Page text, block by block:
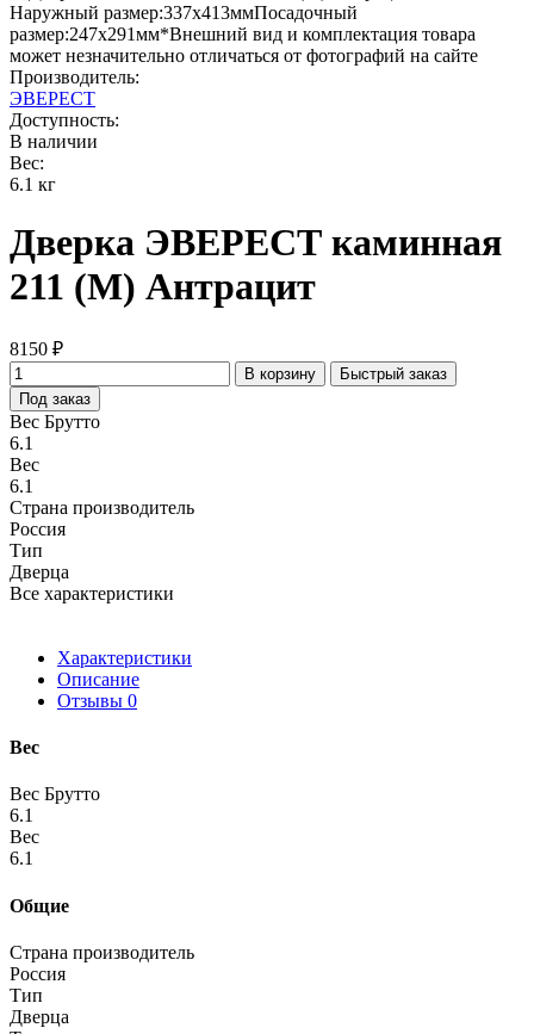
Наружный размер:337х413ммПосадочный
размер:247х291мм*Внешний вид и комплектация товара
может незначительно отличаться от фотографий на сайте
Производитель:
ЭВЕРЕСТ
Доступность:
В наличии
Вес:
6.1 кг
Дверка ЭВЕРЕСТ каминная
211 (М) Антрацит
8150 ₽
В корзину
Быстрый заказ
Под заказ
Вес Брутто
6.1
Вес
6.1
Страна производитель
Россия
Тип
Дверца
Все характеристики
Характеристики
Описание
Отзывы 0
Вес
Вес Брутто
6.1
Вес
6.1
Общие
Страна производитель
Россия
Тип
Дверца